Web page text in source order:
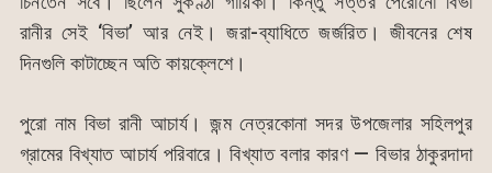
o
o
p
p
n
g
রানীর সেই ‘বিভা’ আর নেই। জরা-ব্যাধিতে জর্জরিত। জীবনের শেষ
দিনগুলি কাটাচ্ছেন অতি কায়ক্লেশে।
পুরো নাম বিভা রানী আচার্য। জন্ম নেত্রকোনা সদর উপজেলার সহিলপুর
গ্রামের বিখ্যাত আচার্য পরিবারে। বিখ্যাত বলার কারণ — বিভার ঠাকুরদাদা